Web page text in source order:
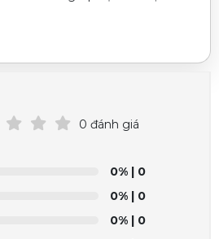
0 đánh giá
0% | 0
0% | 0
0% | 0